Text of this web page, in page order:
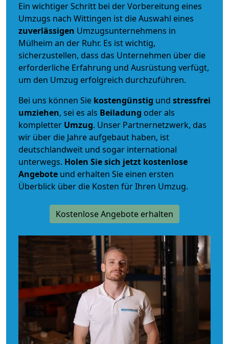
Ein wichtiger Schritt bei der Vorbereitung eines
Umzugs nach Wittingen ist die Auswahl eines
zuverlässigen Umzugsunternehmens in
Mülheim an der Ruhr. Es ist wichtig,
sicherzustellen, dass das Unternehmen über die
erforderliche Erfahrung und Ausrüstung verfügt,
um den Umzug erfolgreich durchzuführen.
Bei uns können Sie kostengünstig und stressfrei
umziehen, sei es als Beiladung oder als
kompletter Umzug. Unser Partnernetzwerk, das
wir über die Jahre aufgebaut haben, ist
deutschlandweit und sogar international
unterwegs. Holen Sie sich jetzt kostenlose
Angebote und erhalten Sie einen ersten
Überblick über die Kosten für Ihren Umzug.
Kostenlose Angebote erhalten